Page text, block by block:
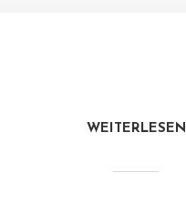
WEITERLESEN